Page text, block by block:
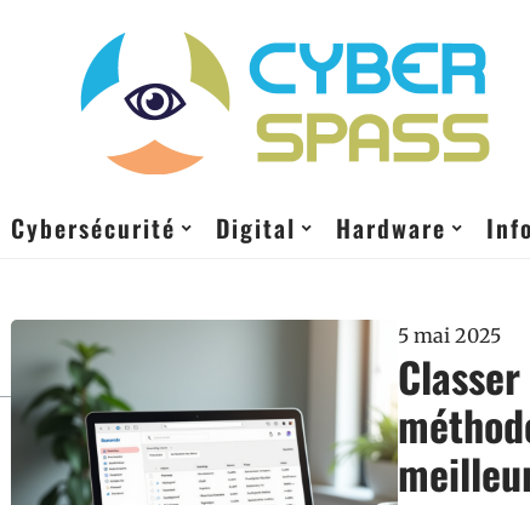
Cybersécurité Digital Hardware
5 mai 2025